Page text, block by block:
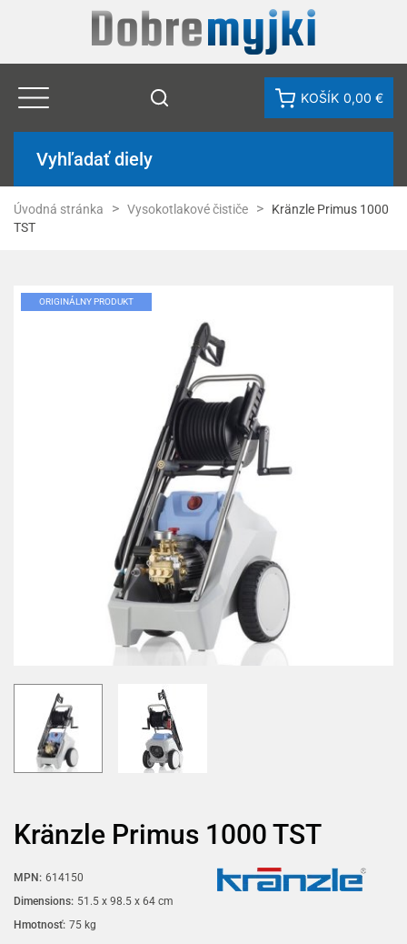
KOŠÍK 0,00 €
Vyhľadať diely
Úvodná stránka Vysokotlakové čističe
Kränzle Primus 1000
TST
ORIGINÁLNY PRODUKT
Kränzle Primus 1000 TST
MPN: 614150
Dimensions: 51.5 x 98.5 x 64 cm
Hmotnosť: 75 kg